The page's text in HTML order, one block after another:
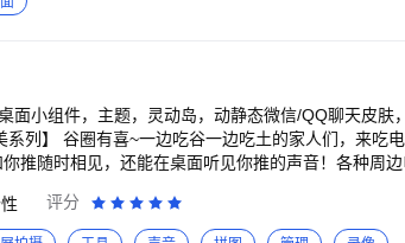
面小组件，主题，灵动岛，动静态微信/QQ聊天皮肤
随时相见，还能在桌面听见你推的声音！各种周边电子化
乐锁屏、玻璃质感、景深壁纸等，果里果气，谁能看得
频、赛博吧唧、桌面语音、电量药丸、超级组件、御
评分